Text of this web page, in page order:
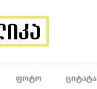
ᲤᲝᲢᲝ ᲪᲘᲢᲐᲢᲐ